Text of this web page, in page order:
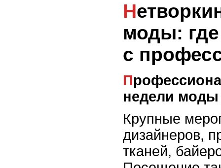
Нетворкинг в сфере
моды:
с
Профессиональные выставки и
недели моды
Крупные
дизайнеров,
тканей,